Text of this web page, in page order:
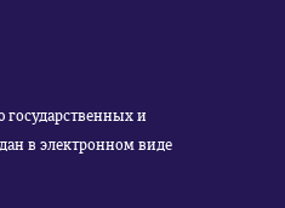
и
в электронном виде